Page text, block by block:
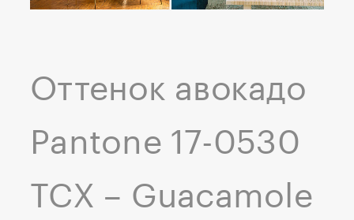
Оттенок авокадо
Pantone 17-0530
TCX – Guacamole